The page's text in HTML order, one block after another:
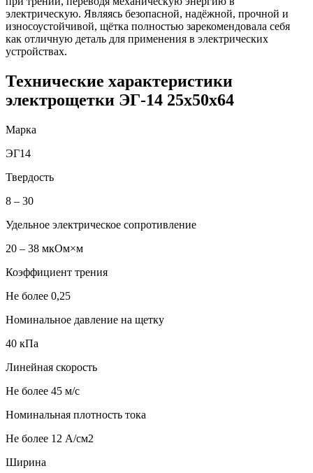
электрическую. Являясь безопасной, надёжной, прочной и
износоустойчивой, щётка полностью зарекомендовала себя
как отличную деталь для применения в электрических
устройствах.
Технические характеристики
электрощетки ЭГ-14 25х50х64
Марка
ЭГ14
Твердость
8 – 30
Удельное электрическое сопротивление
20 – 38 мкОм×м
Коэффициент трения
Не более 0,25
Номинальное давление на щетку
40 кПа
Линейная скорость
Не более 45 м/с
Номинальная плотность тока
Не более 12 А/см2
Ширина